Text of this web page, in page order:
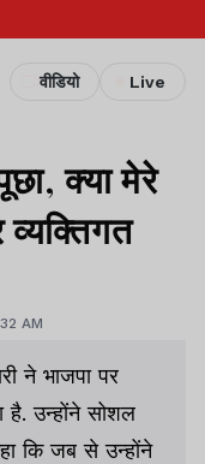
वीडियो Live
क्या मेरे
AM
ने भाजपा पर
है. उन्होंने सोशल
कि जब से उन्होंने